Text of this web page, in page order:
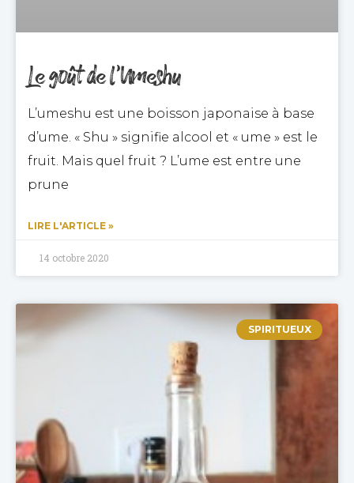
Le goût de l’Umeshu
L’umeshu est une boisson japonaise à base
d’ume. « Shu » signifie alcool et « ume » est le
fruit. Mais quel fruit ? L’ume est entre une
prune
LIRE L'ARTICLE »
14 octobre 2020
SPIRITUEUX